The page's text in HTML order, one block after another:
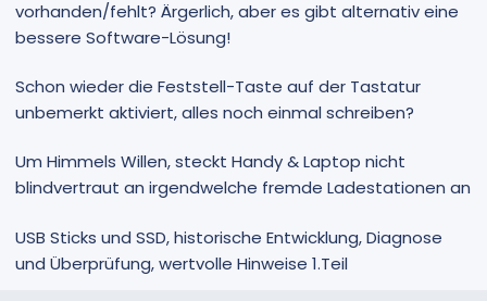
vorhanden/fehlt? Ärgerlich, aber es gibt alternativ eine
bessere Software-Lösung!
Schon wieder die Feststell-Taste auf der Tastatur
unbemerkt aktiviert, alles noch einmal schreiben?
Um Himmels Willen, steckt Handy & Laptop nicht
blindvertraut an irgendwelche fremde Ladestationen an
USB Sticks und SSD, historische Entwicklung, Diagnose
und Überprüfung, wertvolle Hinweise 1.Teil